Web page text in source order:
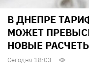
В ДНЕПРЕ
МОЖЕТ
НОВЫЕ
Сегодня 18:03